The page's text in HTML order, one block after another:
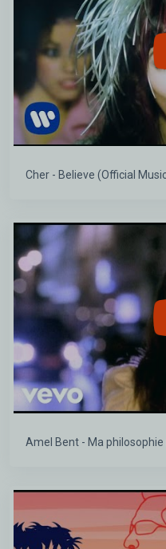
Cher - Believe (Official
Amel Bent - Ma philosophie